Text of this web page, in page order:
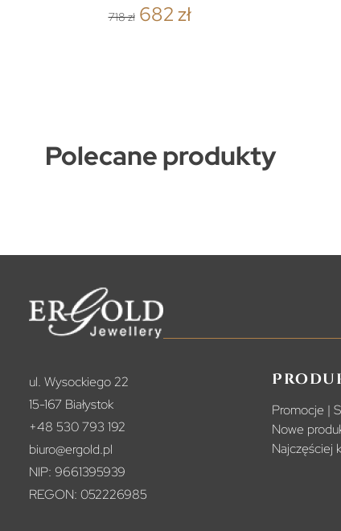
718 zł 682 zł
Polecane produkty
ul. Wysockiego 22
15-167 Białystok
+48 530 793 192
biuro@ergold.pl
NIP: 9661395939
REGON: 052226985
Promocje |
Nowe
Najczęściej